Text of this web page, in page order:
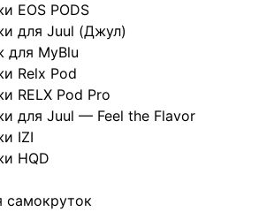
EOS PODS
для Juul (Джул)
для MyBlu
Relx Pod
RELX Pod Pro
для Juul — Feel the Flavor
IZI
HQD
самокруток